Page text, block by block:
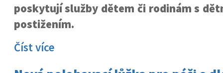
poskytují služby dětem či rodinám s
postižením.
Číst více